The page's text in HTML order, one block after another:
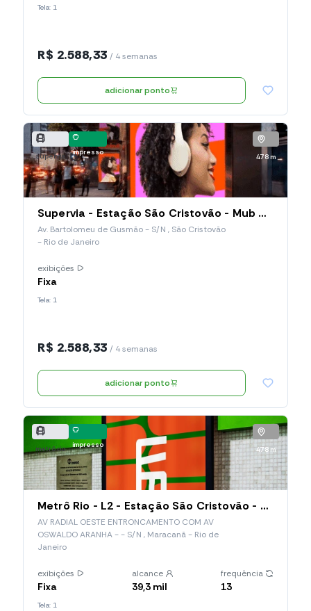
Tela: 1
R$ 2.588,33 / 4 semanas
adicionar ponto
supervia impresso
478 m
Supervia - Estação São Cristovão - Mub Horizontal (009.SCO.MH)
Av. Bartolomeu de Gusmão - S/N , São Cristovão
- Rio de Janeiro
exibições
Fixa
Tela: 1
R$ 2.588,33 / 4 semanas
adicionar ponto
metrô rio impresso
478 m
Metrô Rio - L2 - Estação São Cristovão - Mub Estático (SCR-N-03)
AV RADIAL OESTE ENTRONCAMENTO COM AV
OSWALDO ARANHA - - S/N , Maracanã - Rio de
Janeiro
exibições
Fixa
alcance
39,3 mil
frequência
13
Tela: 1